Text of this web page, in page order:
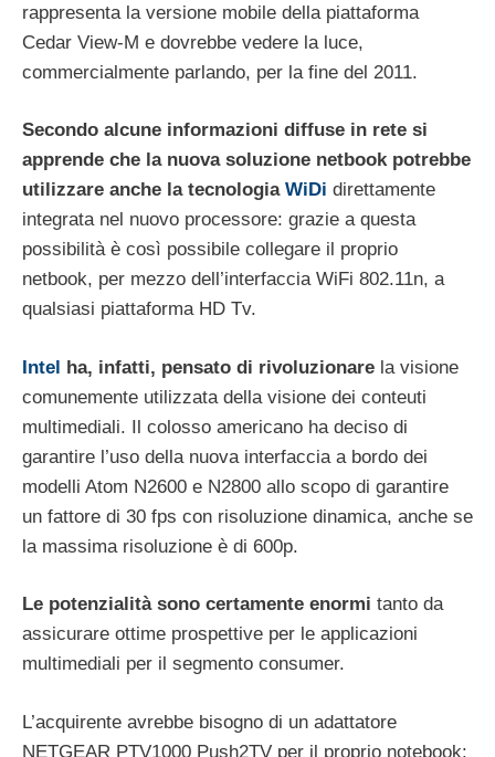
rappresenta la versione mobile della piattaforma
Cedar View-M e dovrebbe vedere la luce,
commercialmente parlando, per la fine del 2011.
Secondo alcune informazioni diffuse in rete si
apprende che la nuova soluzione netbook potrebbe
utilizzare anche la tecnologia WiDi direttamente
integrata nel nuovo processore: grazie a questa
possibilità è così possibile collegare il proprio
netbook, per mezzo dell’interfaccia WiFi 802.11n, a
qualsiasi piattaforma HD Tv.
Intel ha, infatti, pensato di rivoluzionare la visione
comunemente utilizzata della visione dei conteuti
multimediali. Il colosso americano ha deciso di
garantire l’uso della nuova interfaccia a bordo dei
modelli Atom N2600 e N2800 allo scopo di garantire
un fattore di 30 fps con risoluzione dinamica, anche se
la massima risoluzione è di 600p.
Le potenzialità sono certamente enormi tanto da
assicurare ottime prospettive per le applicazioni
multimediali per il segmento consumer.
L’acquirente avrebbe bisogno di un adattatore
NETGEAR PTV1000 Push2TV per il proprio notebook: